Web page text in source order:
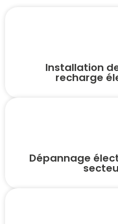
Installation
recharge
Dépannage